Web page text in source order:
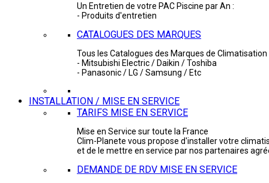
Un Entretien de votre PAC Piscine par An :
- Produits d'entretien
CATALOGUES DES MARQUES
Tous les Catalogues des Marques de Climatisation
- Mitsubishi Electric / Daikin / Toshiba
- Panasonic / LG / Samsung / Etc
INSTALLATION / MISE EN SERVICE
TARIFS MISE EN SERVICE
Mise en Service sur toute la France
Clim-Planete vous propose d'installer votre
et de le mettre en service par nos partenaires
DEMANDE DE RDV MISE EN SERVICE